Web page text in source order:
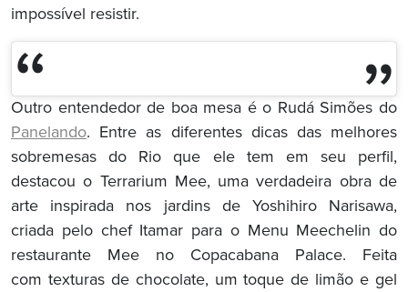
impossível resistir.
Outro entendedor de boa mesa é o Rudá Simões do
Panelando. Entre as diferentes dicas das melhores
sobremesas do Rio que ele tem em seu perfil,
destacou o Terrarium Mee, uma verdadeira obra de
arte inspirada nos jardins de Yoshihiro Narisawa,
criada pelo chef Itamar para o Menu Meechelin do
restaurante Mee no Copacabana Palace. Feita
com texturas de chocolate, um toque de limão e gel